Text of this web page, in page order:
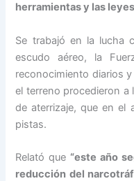
herramientas y las
Se trabajó en la lucha
escudo aéreo, la
reconocimiento diarios
el terreno procedieron a
de aterrizaje, que en el
pistas.
Relató que “este año
reducción del